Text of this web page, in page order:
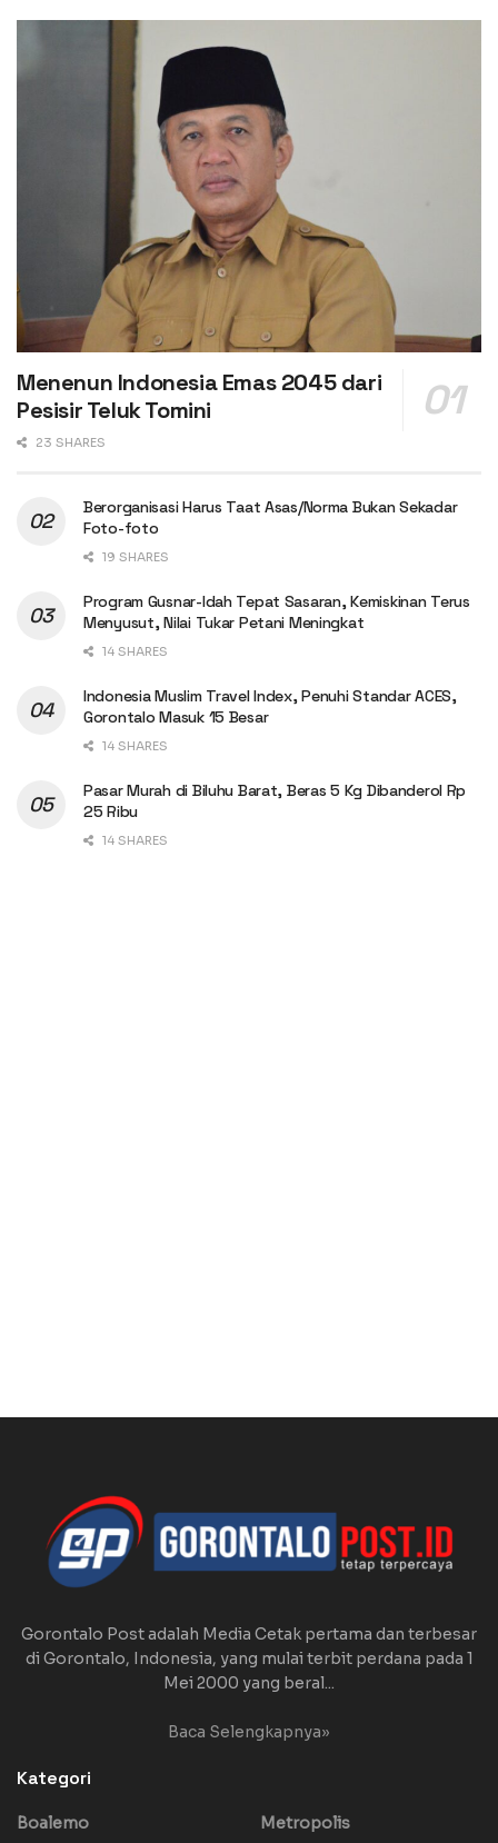
Menenun Indonesia Emas 2045 dari
Pesisir Teluk Tomini
23 SHARES
Berorganisasi Harus Taat Asas/Norma Bukan Sekadar
Foto-foto
19 SHARES
Program Gusnar-Idah Tepat Sasaran, Kemiskinan Terus
Menyusut, Nilai Tukar Petani Meningkat
14 SHARES
Indonesia Muslim Travel Index, Penuhi Standar ACES,
Gorontalo Masuk 15 Besar
14 SHARES
Pasar Murah di Biluhu Barat, Beras 5 Kg Dibanderol Rp
25 Ribu
14 SHARES
Gorontalo Post adalah Media Cetak pertama dan terbesar
di Gorontalo, Indonesia, yang mulai terbit perdana pada 1
Mei 2000 yang beral...
Baca Selengkapnya»
Kategori
Boalemo
Metropolis